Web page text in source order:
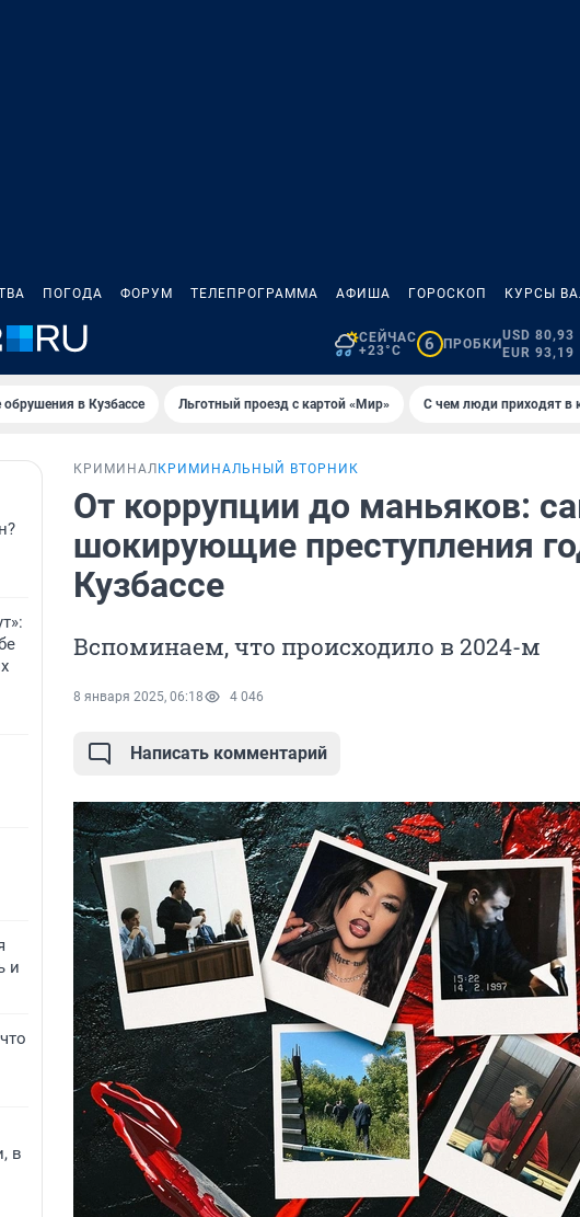
ПОГОДА ФОРУМ ТЕЛЕПРОГРАММА АФИША ГОРОСКОП КУРСЫ
СЕЙЧАС
+23°C
6 ПРОБКИ
USD 80,93
EUR 93,19
обрушения в Кузбассе Льготный проезд с картой «Мир» С чем люди приходят в
и
в
КРИМИНАЛ КРИМИНАЛЬНЫЙ ВТОРНИК
От коррупции до маньяков:
шокирующие преступления
Кузбассе
Вспоминаем, что происходило в 2024-м
8 января 2025, 06:18 4 046
Написать комментарий